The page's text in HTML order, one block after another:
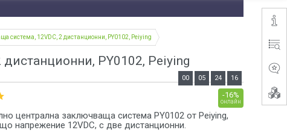
система, 12VDC, 2 дистанционни, PY0102, Peiying
PY0102, Peiying
централна заключваща система PY0102 от Peiying,
напрежение 12VDC, с две дистанционни.
-16%
онлайн
00 05 24 16